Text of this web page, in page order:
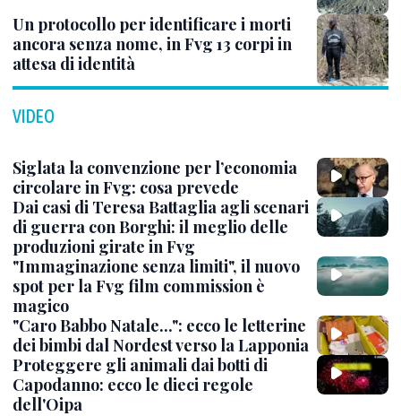
Un protocollo per identificare i morti
ancora senza nome, in Fvg 13 corpi in
attesa di identità
VIDEO
Siglata la convenzione per l’economia
circolare in Fvg: cosa prevede
Dai casi di Teresa Battaglia agli scenari
di guerra con Borghi: il meglio delle
produzioni girate in Fvg
"Immaginazione senza limiti", il nuovo
spot per la Fvg film commission è
magico
"Caro Babbo Natale...": ecco le letterine
dei bimbi dal Nordest verso la Lapponia
Proteggere gli animali dai botti di
Capodanno: ecco le dieci regole
dell'Oipa